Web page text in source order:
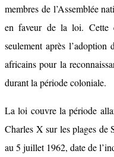
membres de l’Assemblée
en faveur de la loi. Cette
seulement après
africains pour la
durant la période coloniale.
La loi couvre la période
Charles X sur les plages de
au 5 juillet 1962, date de